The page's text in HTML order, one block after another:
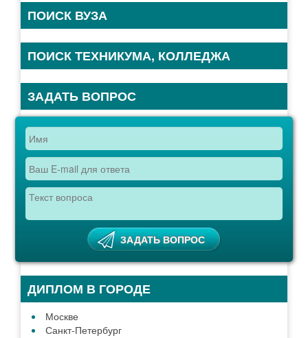
ПОИСК ВУЗА
ПОИСК ТЕХНИКУМА, КОЛЛЕДЖА